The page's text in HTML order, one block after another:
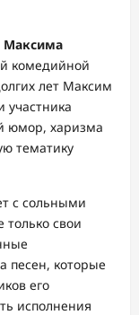
Максима
комедийной
лет Максим
участника
юмор, харизма
тематику
с сольными
только свои
песен, которые
его
исполнения